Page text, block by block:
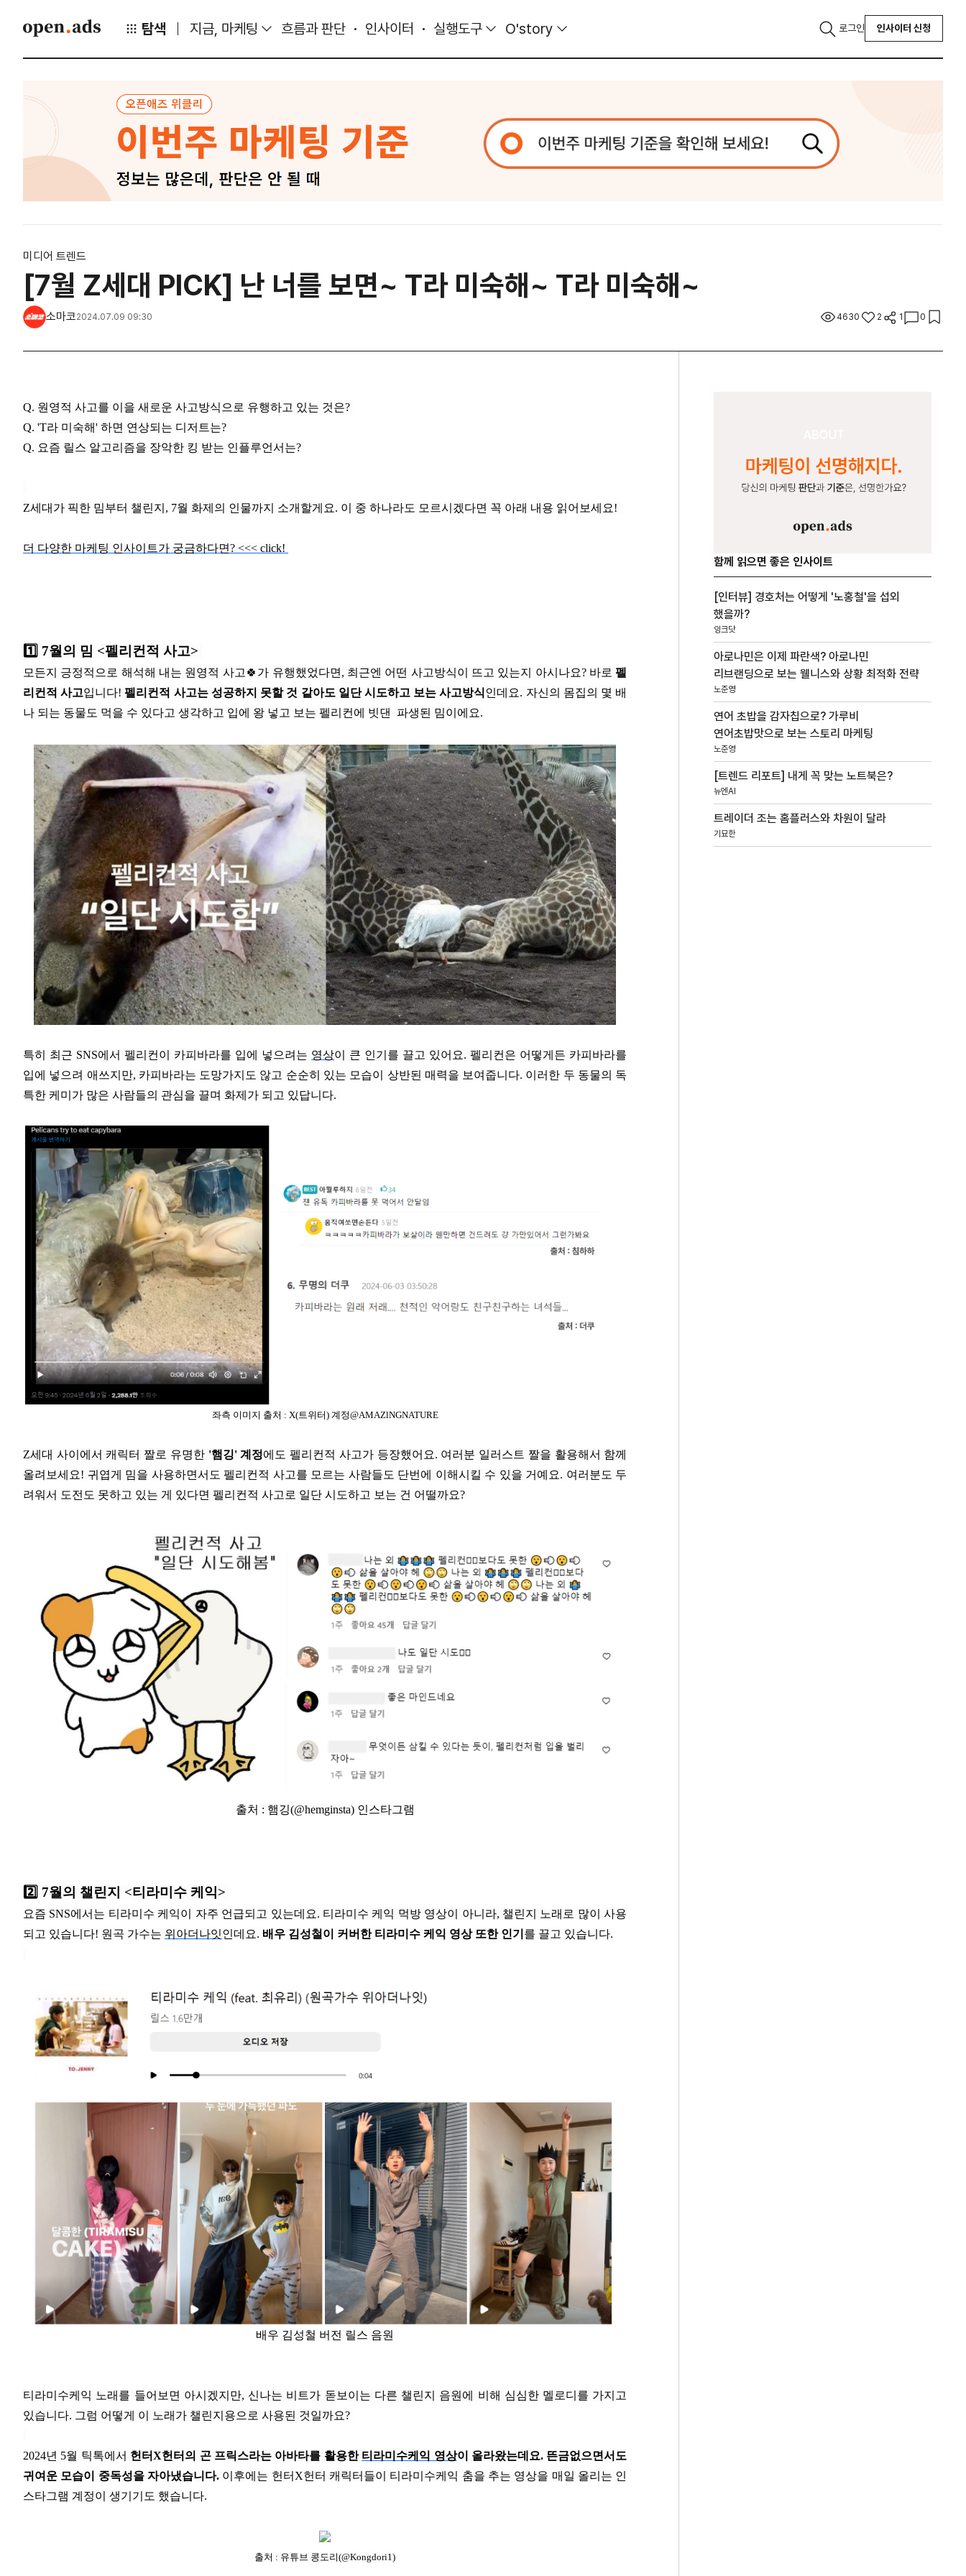
탐색 지금, 마케팅 흐름과 판단 인사이터 실행도구 O'story 로그인 인사이터 신청
미디어 트렌드
[7월 Z세대 PICK] 난 너를 보면~ T라 미숙해~ T라 미숙해~
소마코2024.07.09 09:30 4630 2 1 0
Q. 원영적 사고를 이을 새로운 사고방식으로 유행하고 있는 것은?
Q. 'T라 미숙해' 하면 연상되는 디저트는?
Q. 요즘 릴스 알고리즘을 장악한 킹 받는 인플루언서는?
Z세대가 픽한 밈부터 챌린지, 7월 화제의 인물까지 소개할게요. 이 중 하나라도 모르시겠다면 꼭 아래 내용 읽어보세요!
더 다양한 마케팅 인사이트가 궁금하다면? <<< click!
1️⃣ 7월의 밈 <펠리컨적 사고>
모든지 긍정적으로 해석해 내는 원영적 사고🍀가 유행했었다면, 최근엔 어떤 사고방식이 뜨고 있는지 아시나요? 바로펠
리컨적 사고입니다!펠리컨적 사고는 성공하지 못할 것 같아도 일단 시도하고 보는 사고방식인데요. 자신의 몸집의 몇 배
나 되는 동물도 먹을 수 있다고 생각하고 입에 왕 넣고 보는 펠리컨에 빗댄 파생된 밈이에요.
특히 최근 SNS에서 펠리컨이 카피바라를 입에 넣으려는 영상이 큰 인기를 끌고 있어요. 펠리컨은 어떻게든 카피바라를
입에 넣으려 애쓰지만, 카피바라는 도망가지도 않고 순순히 있는 모습이 상반된 매력을 보여줍니다. 이러한 두 동물의 독
특한 케미가 많은 사람들의 관심을 끌며 화제가 되고 있답니다.
좌측 이미지 출처 : X(트위터) 계정@AMAZlNGNATURE
Z세대 사이에서 캐릭터 짤로 유명한'햄깅' 계정에도 펠리컨적 사고가 등장했어요. 여러분 일러스트 짤을 활용해서 함께
올려보세요! 귀엽게 밈을 사용하면서도 펠리컨적 사고를 모르는 사람들도 단번에 이해시킬 수 있을 거예요. 여러분도 두
려워서 도전도 못하고 있는 게 있다면 펠리컨적 사고로 일단 시도하고 보는 건 어떨까요?
출처 : 햄깅(@hemginsta) 인스타그램
2️⃣ 7월의 챌린지 <티라미수 케익>
요즘 SNS에서는 티라미수 케익이 자주 언급되고 있는데요. 티라미수 케익 먹방 영상이 아니라, 챌린지 노래로 많이 사용
되고 있습니다! 원곡 가수는 위아더나잇인데요. 배우 김성철이 커버한 티라미수 케익 영상 또한 인기 를 끌고 있습니다.
배우 김성철 버전 릴스 음원
티라미수케익 노래를 들어보면 아시겠지만, 신나는 비트가 돋보이는 다른 챌린지 음원에 비해 심심한 멜로디를 가지고
있습니다. 그럼 어떻게 이 노래가 챌린지용으로 사용된 것일까요?
2024년 5월 틱톡에서 헌터X헌터의 곤 프릭스라는 아바타를 활용한 티라미수케익 영상이 올라왔는데요. 뜬금없으면서도
귀여운 모습이 중독성을 자아냈습니다. 이후에는 헌터X헌터 캐릭터들이 티라미수케익 춤을 추는 영상을 매일 올리는 인
스타그램 계정이 생기기도 했습니다.
출처 : 유튜브 콩도리(@Kongdori1)
함께 읽으면 좋은 인사이트
[인터뷰] 경호처는 어떻게 '노홍철'을 섭외
했을까?
잉크닷
아로나민은 이제 파란색? 아로나민
리브랜딩으로 보는 웰니스와 상황 최적화 전략
노준영
연어 초밥을 감자칩으로? 가루비
연어초밥맛으로 보는 스토리 마케팅
노준영
[트렌드 리포트] 내게 꼭 맞는 노트북은?
뉴엔AI
트레이더 조는 홈플러스와 차원이 달라
기묘한